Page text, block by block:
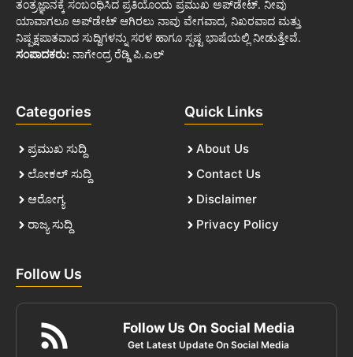
ತಂತ್ರಜ್ಞಾನಕ್ಕೆ ಸಂಬಂಧಿಸಿದ ಪ್ರತಿಯೊಂದು ಪ್ರಮುಖ ಅಪ್‌ಡೇಟ್. ನೀವು
ಯಾವಾಗಲೂ ಅಪ್‌ಡೇಟ್ ಆಗಿರಲು ನಾವು ವೇಗವಾದ, ನಿಖರವಾದ ಮತ್ತು
ನಿಷ್ಪಕ್ಷಪಾತವಾದ ಸುದ್ದಿಗಳನ್ನು ಸರಳ ಹಾಗೂ ಸ್ಪಷ್ಟ ಭಾಷೆಯಲ್ಲಿ ನೀಡುತ್ತೇವೆ.
ಸಂಪಾದಕರು: ನಾಗೇಂದ್ರ ರೆಡ್ಡಿ ಪಿ.ಎಲ್
Categories
ಪ್ರಮುಖ ಸುದ್ದಿ
ಲೋಕಲ್ ಸುದ್ದಿ
ಆರೋಗ್ಯ
ರಾಜ್ಯ ಸುದ್ದಿ
Quick Links
About Us
Contact Us
Disclaimer
Privacy Policy
Follow Us
Follow Us On Social Media
Get Latest Update On Social Media